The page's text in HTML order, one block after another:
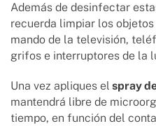
Además de desinfectar
recuerda limpiar los
mando de la televisión,
grifos e interruptores de la
Una vez apliques el spray
mantendrá libre de
tiempo, en función del